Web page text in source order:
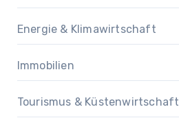
Energie & Klimawirtschaft
Immobilien
Tourismus & Küstenwirtschaft